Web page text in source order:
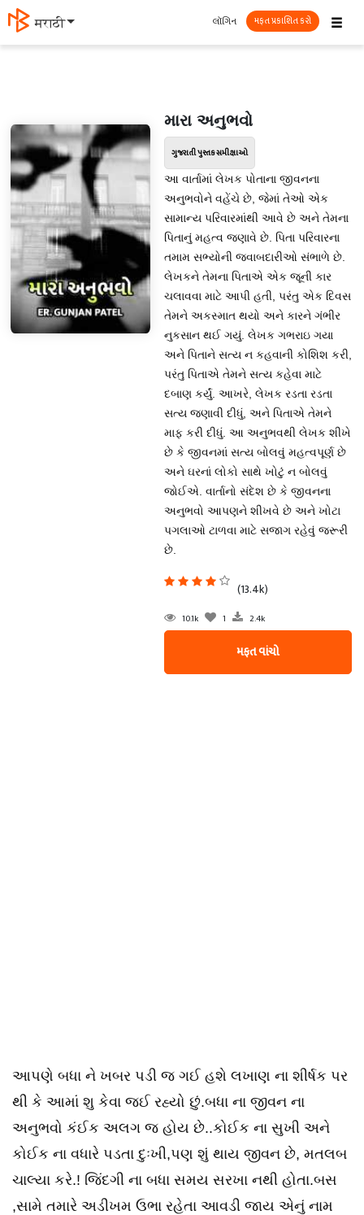
मराठी ☰
લૉગિન મફત પ્રકાશિત કરો
મારા અનુભવો
ગુજરાતી પુસ્તક સમીક્ષાઓ
આ વાર્તામાં લેખક પોતાના જીવનના
અનુભવોને વહેંચે છે, જેમાં તેઓ એક
સામાન્ય પરિવારમાંથી આવે છે અને તેમના
પિતાનું મહત્વ જણાવે છે. પિતા પરિવારના
તમામ સભ્યોની જવાબદારીઓ સંભાળે છે.
લેખકને તેમના પિતાએ એક જૂની કાર
ચલાવવા માટે આપી હતી, પરંતુ એક દિવસ
તેમને અકસ્માત થયો અને કારને ગંભીર
નુકસાન થઈ ગયું. લેખક ગભરાઇ ગયા
અને પિતાને સત્ય ન કહવાની કોશિશ કરી,
પરંતુ પિતાએ તેમને સત્ય કહેવા માટે
દબાણ કર્યું. આખરે, લેખક રડતા રડતા
સત્ય જણાવી દીધું, અને પિતાએ તેમને
માફ કરી દીધું. આ અનુભવથી લેખક શીખે
છે કે જીવનમાં સત્ય બોલવું મહત્વપૂર્ણ છે
અને ઘરનાં લોકો સાથે ખોટું ન બોલવું
જોઈએ. વાર્તાનો સંદેશ છે કે જીવનના
અનુભવો આપણને શીખવે છે અને ખોટા
પગલાઓ ટાળવા માટે સજાગ રહેવું જરૂરી
છે.
(13.4k)
10.1k 1 2.4k
મફત વાંચો
આપણે બધા ને ખબર પડી જ ગઈ હશે લખાણ ના શીર્ષક પર
થી કે આમાં શુ કેવા જઈ રહ્યો છું.બધા ના જીવન ના
અનુભવો કંઈક અલગ જ હોય છે..કોઈક ના સુખી અને
કોઈક ના વધારે પડતા દુઃખી,પણ શું થાય જીવન છે, મતલબ
ચાલ્યા કરે.! જિંદગી ના બધા સમય સરખા નથી હોતા.બસ
,સામે તમારે અડીખમ ઉભા રહેતા આવડી જાય એનું નામ